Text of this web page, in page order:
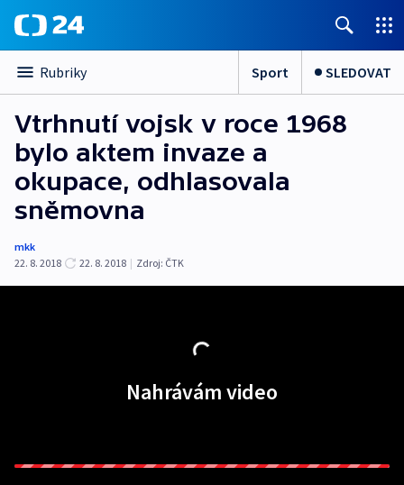
Rubriky Sport SLEDOVAT
Vtrhnutí vojsk v roce 1968
bylo aktem invaze a
okupace, odhlasovala
sněmovna
mkk
22. 8. 2018
22. 8. 2018 | Zdroj: ČTK
Nahrávám video